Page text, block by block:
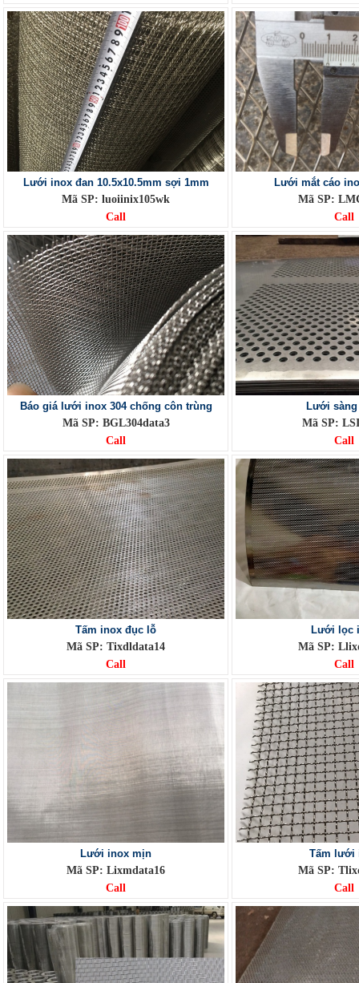
Lưới inox đan 10.5x10.5mm sợi 1mm
Mã SP: luoiinix105wk
Call
Lưới mắt cáo
Mã SP:
Call
Báo giá lưới inox 304 chống côn trùng
Mã SP: BGL304data3
Call
Lưới
Mã SP:
Call
Tấm inox đục lỗ
Mã SP: Tixdldata14
Call
Lưới lọc
Mã SP:
Call
Lưới inox mịn
Mã SP: Lixmdata16
Call
Tấm lưới
Mã SP:
Call